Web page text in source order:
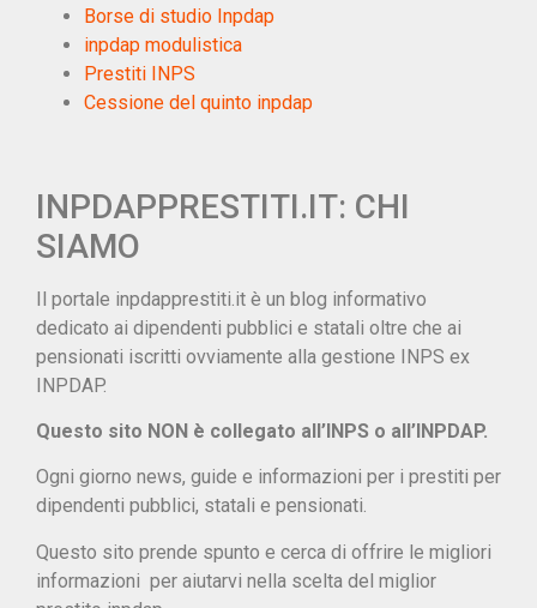
Borse di studio Inpdap
inpdap modulistica
Prestiti INPS
Cessione del quinto inpdap
INPDAPPRESTITI.IT: CHI
SIAMO
Il portale inpdapprestiti.it è un blog informativo
dedicato ai dipendenti pubblici e statali oltre che ai
pensionati iscritti ovviamente alla gestione INPS ex
INPDAP.
Questo sito NON è collegato all’INPS o all’INPDAP.
Ogni giorno news, guide e informazioni per i prestiti per
dipendenti pubblici, statali e pensionati.
Questo sito prende spunto e cerca di offrire le migliori
informazioni per aiutarvi nella scelta del miglior